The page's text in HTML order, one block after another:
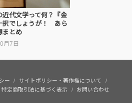
近代文学って何？『金
択でしょうが！ あら
まとめ
月7日
ー
サイトポリシー・著作権について
特定商取引法に基づく表示 お問い合わせ